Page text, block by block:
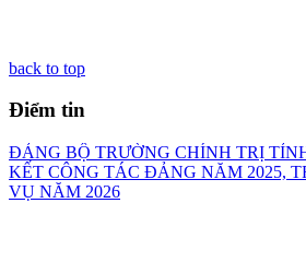
back to top
Điểm tin
ĐẢNG BỘ TRƯỜNG CHÍNH TRỊ
KẾT CÔNG TÁC ĐẢNG NĂM 2025,
VỤ NĂM 2026